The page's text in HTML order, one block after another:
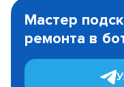
1
Мастер
ремонта в